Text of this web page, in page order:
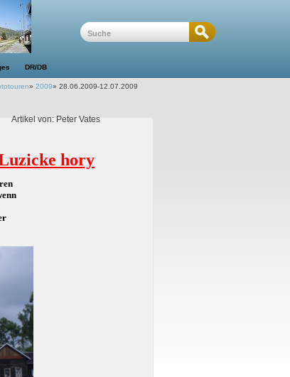
DR/DB
»2009»28.06.2009-12.07.2009
Artikel von: Peter Vates
hory